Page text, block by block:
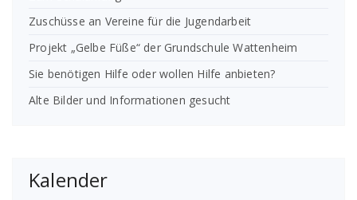
Zuschüsse an Vereine für die Jugendarbeit
Projekt „Gelbe Füße“ der Grundschule Wattenheim
Sie benötigen Hilfe oder wollen Hilfe anbieten?
Alte Bilder und Informationen gesucht
Kalender